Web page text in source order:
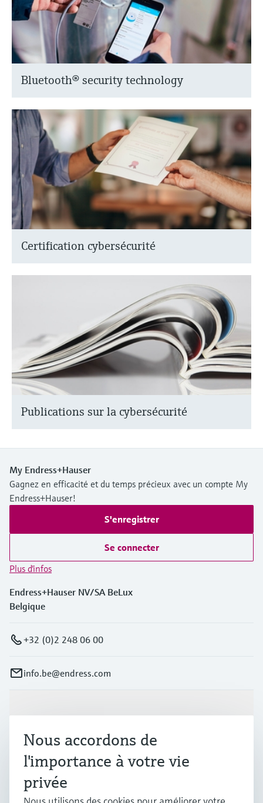
Bluetooth® security technology
Certification cybersécurité
Publications sur la cybersécurité
My Endress+Hauser
Gagnez en efficacité et du temps précieux avec un compte My
Endress+Hauser!
S'enregistrer
Se connecter
Plus d'infos
Endress+Hauser NV/SA BeLux
Belgique
+32 (0)2 248 06 00
info.be@endress.com
Industries
Support
Nous accordons de
l'importance à votre vie
privée